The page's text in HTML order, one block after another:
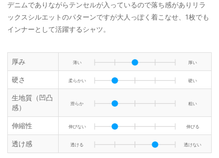
デニムでありながらテンセルが入っているので落ち感がありリラ
ックスシルエットのパターンですが大人っぽく着こなせ、1枚でも
インナーとして活躍するシャツ。
厚み 薄い 厚い
硬さ 柔らかい 硬い
生地質（凹凸
感）
滑らか 粗い
伸縮性 伸びない 伸びる
透け感 透ける 透けない